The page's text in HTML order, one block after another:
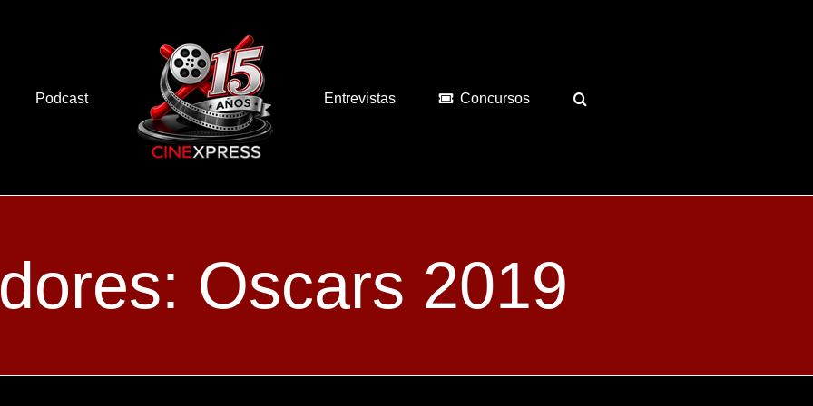
Podcast Entrevistas Concursos
Oscars 2019